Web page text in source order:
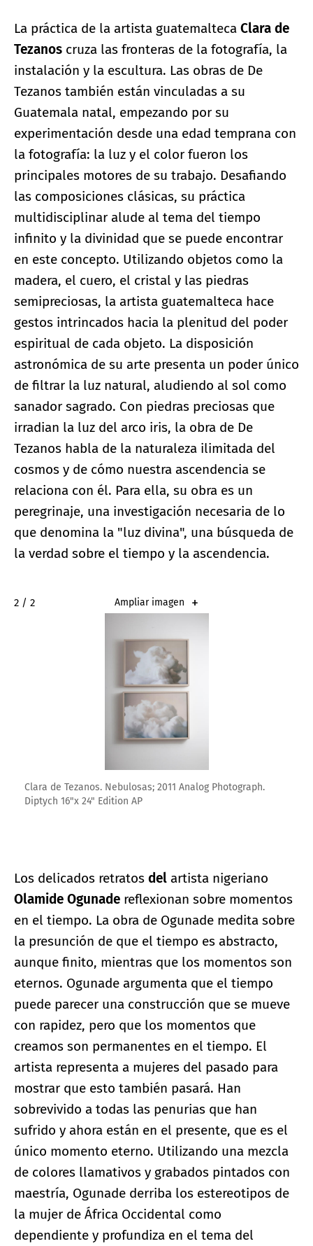
La práctica de la artista guatemalteca Clara de
Tezanos cruza las fronteras de la fotografía, la
instalación y la escultura. Las obras de De
Tezanos también están vinculadas a su
Guatemala natal, empezando por su
experimentación desde una edad temprana con
la fotografía: la luz y el color fueron los
principales motores de su trabajo. Desafiando
las composiciones clásicas, su práctica
multidisciplinar alude al tema del tiempo
infinito y la divinidad que se puede encontrar
en este concepto. Utilizando objetos como la
madera, el cuero, el cristal y las piedras
semipreciosas, la artista guatemalteca hace
gestos intrincados hacia la plenitud del poder
espiritual de cada objeto. La disposición
astronómica de su arte presenta un poder único
de filtrar la luz natural, aludiendo al sol como
sanador sagrado. Con piedras preciosas que
irradian la luz del arco iris, la obra de De
Tezanos habla de la naturaleza ilimitada del
cosmos y de cómo nuestra ascendencia se
relaciona con él. Para ella, su obra es un
peregrinaje, una investigación necesaria de lo
que denomina la "luz divina", una búsqueda de
la verdad sobre el tiempo y la ascendencia.
2 / 2 Ampliar imagen
Clara de Tezanos. Nebulosas; 2011 Analog Photograph.
Diptych 16"x 24" Edition AP
Los delicados retratos del artista nigeriano
Olamide Ogunade reflexionan sobre momentos
en el tiempo. La obra de Ogunade medita sobre
la presunción de que el tiempo es abstracto,
aunque finito, mientras que los momentos son
eternos. Ogunade argumenta que el tiempo
puede parecer una construcción que se mueve
con rapidez, pero que los momentos que
creamos son permanentes en el tiempo. El
artista representa a mujeres del pasado para
mostrar que esto también pasará. Han
sobrevivido a todas las penurias que han
sufrido y ahora están en el presente, que es el
único momento eterno. Utilizando una mezcla
de colores llamativos y grabados pintados con
maestría, Ogunade derriba los estereotipos de
la mujer de África Occidental como
dependiente y profundiza en el tema del